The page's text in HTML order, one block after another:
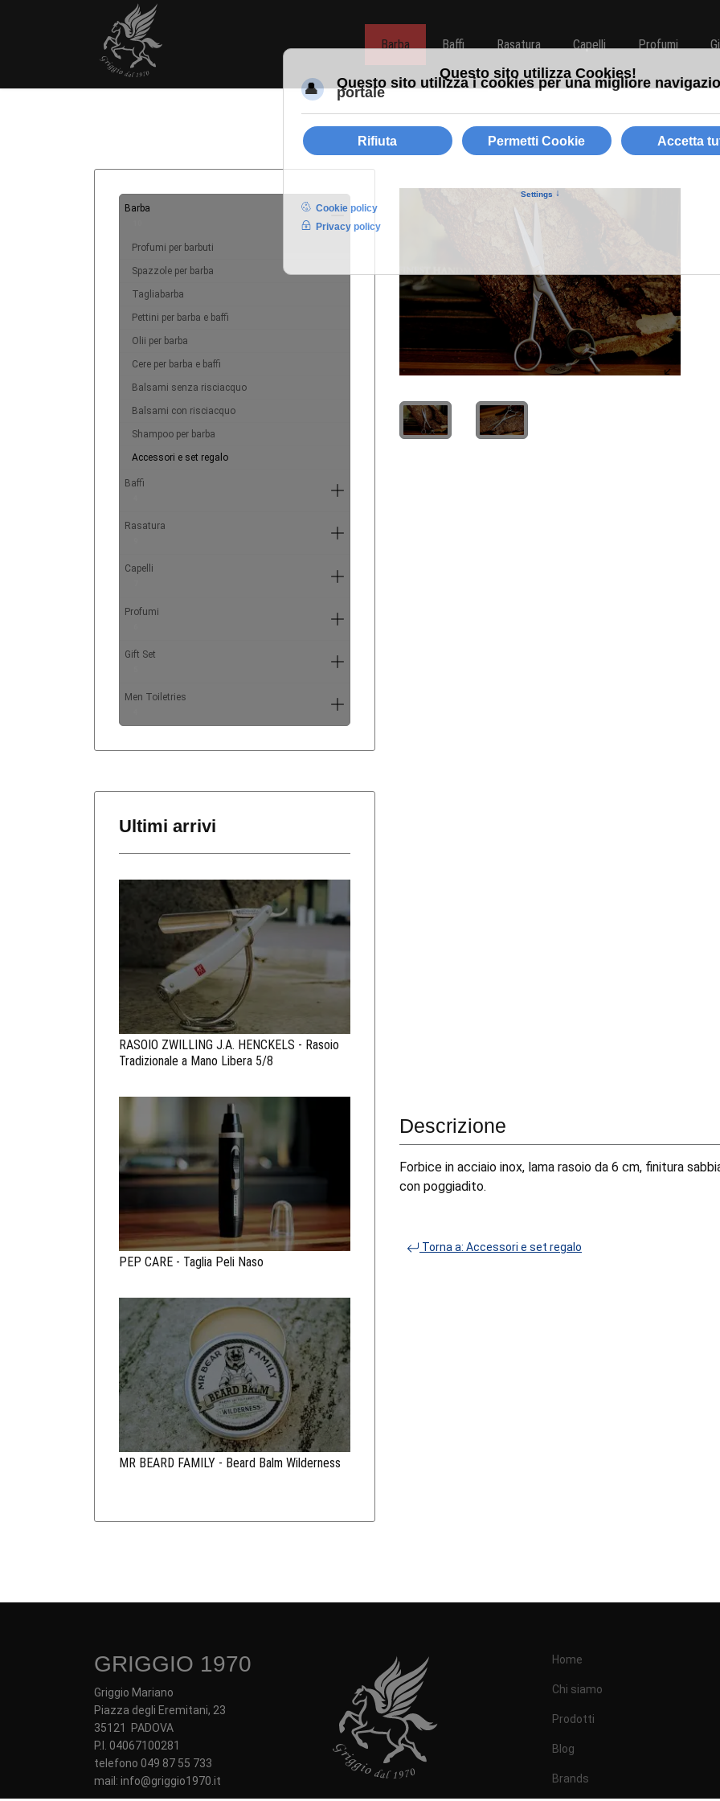
Barba Baffi Rasatura Capelli Profumi
Barba
Profumi per barbuti
Spazzole per barba
Tagliabarba
Pettini per barba e baffi
Olii per barba
Cere per barba e baffi
Balsami senza risciacquo
Balsami con risciacquo
Shampoo per barba
Accessori e set regalo
Baffi
Rasatura
Capelli
Profumi
Gift Set
Men Toiletries
Ultimi arrivi
RASOIO ZWILLING J.A. HENCKELS - Rasoio
Tradizionale a Mano Libera 5/8
PEP CARE - Taglia Peli Naso
MR BEARD FAMILY - Beard Balm Wilderness
Descrizione
Forbice in acciaio inox, lama rasoio da 6 cm, finitura
con poggiadito.
Torna a: Accessori e set regalo
GRIGGIO 1970
Griggio Mariano
Piazza degli Eremitani, 23
35121 PADOVA
P.I. 04067100281
telefono 049 87 55 733
mail: info@griggio1970.it
Home
Chi siamo
Prodotti
Blog
Brands